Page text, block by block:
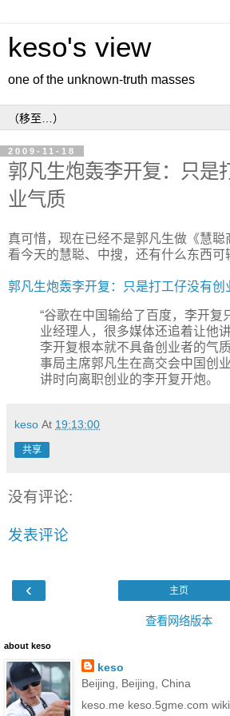
keso's view
one of the unknown-truth masses
2009-11-18
郭凡生炮轰李开复：只是
业气质
真可惜，现在已经不是郭凡生做《慧聪
看今天的慧聪、中搜，还有什么东西可
郭凡生炮轰李开复：只是打工仔没有创
“谷歌在中国输给了百度，李开复
业经理人，很多媒体还追着让他
李开复根本就不具备创业者的气
事局主席郭凡生在高交会中国创
讲时向离职创业的李开复开炮。
keso At 19:13:00
共享
没有评论:
发表评论
‹ 主页
查看网络版本
about keso
keso
Beijing, Beijing, China
keso.me keso.5gme.com